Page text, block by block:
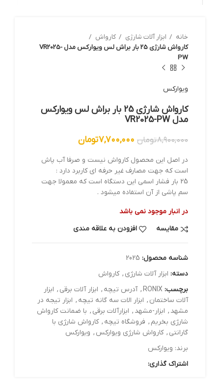
خانه ابزار آلات شارژي
کارواش
کارواش شارژی 25 بار براش لس ویوارکس مدل VR2025-
PW
ویوارکس
کارواش شارژی 25 بار براش لس ویوارکس
مدل VR2025-PW
۸,۹۰۰,۰۰۰تومان ۷,۷۰۰,۰۰۰تومان
در اصل این محصول کارواش نیست و صرفا آب پاش
است که جهت مصارف غیر حرفه ای کاربرد دارد :
25 بار فشار اسمی این دستگاه است که معمولا جهت
سم پاشی از آن استفاده میشود .
در انبار موجود نمی باشد
مقایسه
افزودن به علاقه مندی
شناسه محصول: 2025
دسته: ابزار آلات شارژي , کارواش
برچسب: RONIX
, آدرس تیچه , ابزار آلات برقی , ابزار
آلات ساختمان , ابزار الات سه گانه تیچه , ابزار تیجه در
مشهد , ابزار-مشهد , ابزارآلات برقی , با ضمانت کارواش
شارژی بخریم , فروشگاه تیچه , کارواش شارژی با
گارانتی , کارواش شارژی ویوارکس , ویوارکس
برند: ویوارکس
اشتراک گذاری: